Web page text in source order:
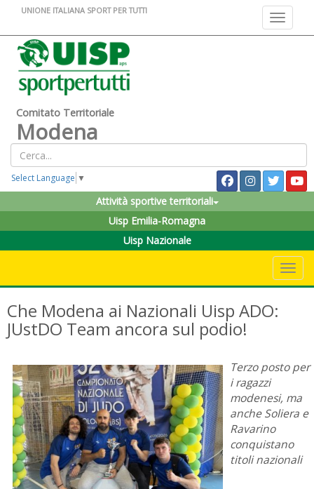
Toggle
UNIONE ITALIANA SPORT PER TUTTI
Comitato Territoriale
Modena
Select Language ▼
Attività sportive territoriali
Uisp Emilia-Romagna
Uisp Nazionale
Che Modena ai Nazionali Uisp ADO:
JUstDO Team ancora sul podio!
Terzo posto per
i ragazzi
modenesi, ma
anche Soliera e
Ravarino
conquistano
titoli nazionali